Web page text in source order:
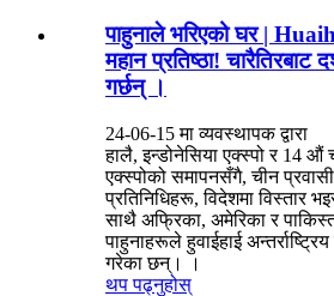
पाहुनाले भरिएको घर |
महान प्रतिष्ठा! चारैतिरबाट
गर्छन् ।
24-06-15 मा व्यवस्थापक द्वारा
हालै, इन्डोनेसिया एक्स्पो र 14 औं
एक्स्पोको समापनसँगै, चीन
प्रतिनिधिहरू, विदेशमा विस्तार
साथै अफ्रिका, अमेरिका र
पाहुनाहरूले हुवाईहाई
गरेका छन्। ।
थप पढ्नुहोस्